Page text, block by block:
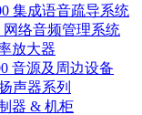
集成语音疏导系统
网络音频管理系统
放大器
音源及周边设备
声器系列
器 & 机柜